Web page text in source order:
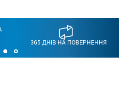
365 ДНІВ НА ПОВЕРНЕННЯ